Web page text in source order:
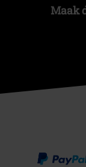
Maak